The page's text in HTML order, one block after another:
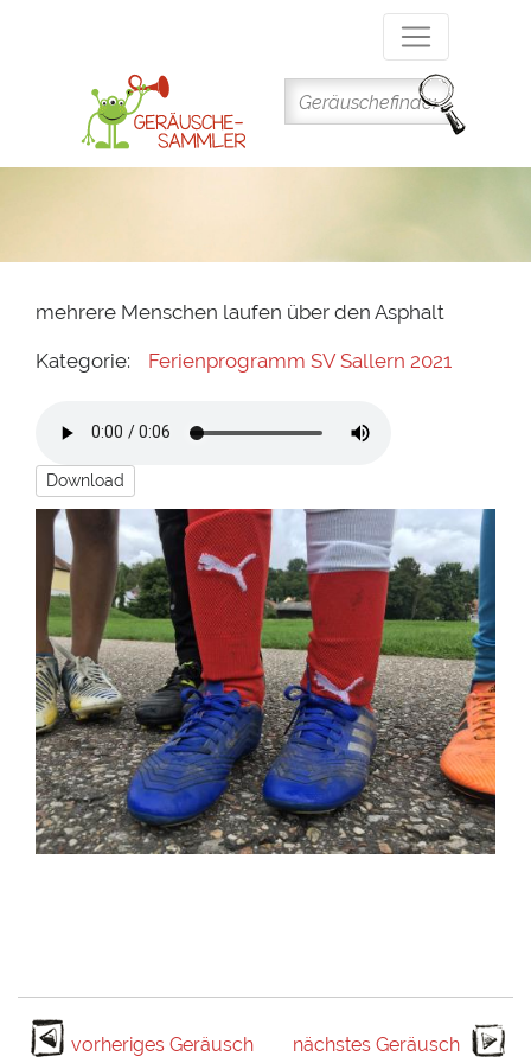
Inhalt
mehrere Menschen laufen über den Asphalt
Kategorie: Ferienprogramm SV Sallern 2021
Download
vorheriges Geräusch nächstes Geräusch